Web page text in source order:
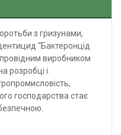
з гризунами,
“Бактеронцід
провідним виробником
розробці і
господарства стає